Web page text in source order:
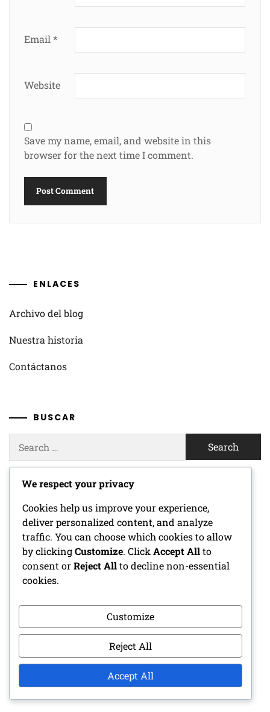
Email *
Website
Save my name, email, and website in this
browser for the next time I comment.
ENLACES
Archivo del blog
Nuestra historia
Contáctanos
BUSCAR
for:
Causas del dolor de rodilla
Ejercicios de Estiramiento
Técnicas Preventivas
PUBLICACIONES RECIENTES
Problemas biomecánicos para corredores
principiantes: problemas comunes, síntomas,
soluciones
We respect your privacy
Cookies help us improve your experience,
deliver personalized content, and analyze
traffic. You can choose which cookies to allow
by clickingCustomize. Click Accept Allto
consent orReject Allto decline non-essential
cookies.
Customize
Reject All
Accept All